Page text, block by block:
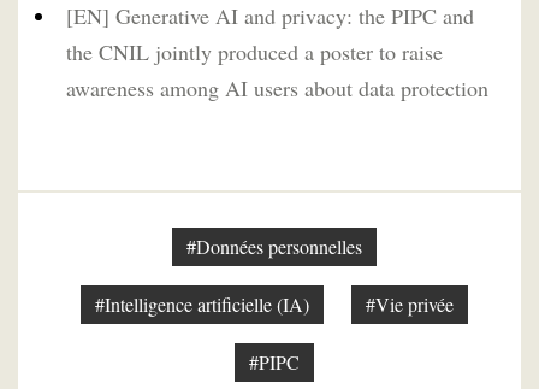
[EN] Generative AI and privacy: the PIPC and
the CNIL jointly produced a poster to raise
awareness among AI users about data protection
#Données personnelles
#Intelligence artificielle (IA) #Vie privée
#PIPC